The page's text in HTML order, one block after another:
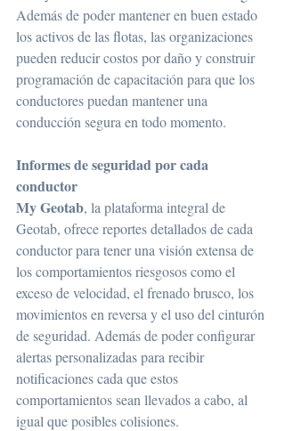
Además de poder mantener en buen estado
los activos de las flotas, las organizaciones
pueden reducir costos por daño y construir
programación de capacitación para que los
conductores puedan mantener una
conducción segura en todo momento.
Informes de seguridad por cada
conductor
My Geotab, la plataforma integral de
Geotab, ofrece reportes detallados de cada
conductor para tener una visión extensa de
los comportamientos riesgosos como el
exceso de velocidad, el frenado brusco, los
movimientos en reversa y el uso del cinturón
de seguridad. Además de poder configurar
alertas personalizadas para recibir
notificaciones cada que estos
comportamientos sean llevados a cabo, al
igual que posibles colisiones.